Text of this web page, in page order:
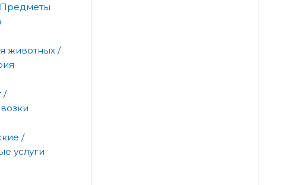
Предметы
животных /
/
/
услуги